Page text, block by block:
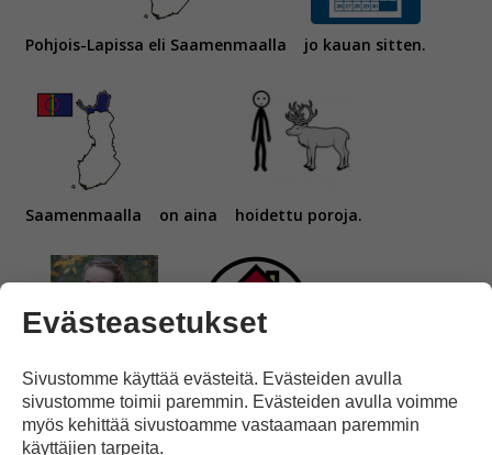
Pohjois-Lapissa eli Saamenmaalla jo kauan sitten.
Saamenmaalla on aina hoidettu poroja.
Johanna Alatorvinen on kotoisin
Evästeasetukset
Sivustomme käyttää evästeitä. Evästeiden avulla
sivustomme toimii paremmin. Evästeiden avulla voimme
myös kehittää sivustoamme vastaamaan paremmin
käyttäjien tarpeita.